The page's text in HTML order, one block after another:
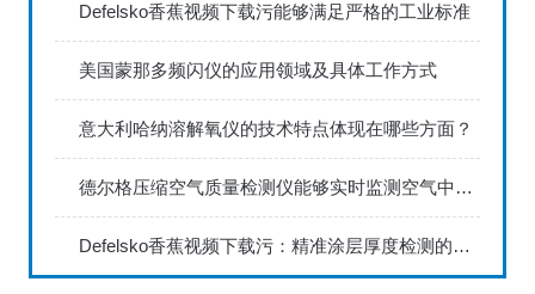
Defelsko香蕉视频下载污能够满足严格的工业标准
美国蒙那多频闪仪的应用领域及具体工作方式
意大利哈纳溶解氧仪的技术特点体现在哪些方面？
德尔格压缩空气质量检测仪能够实时监测空气中的污染物浓度
Defelsko香蕉视频下载污：精准涂层厚度检测的利器